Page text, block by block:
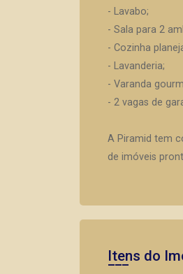
- Lavabo;
- Sala para 2
- Cozinha
- Lavanderia;
- Varanda
- 2 vagas de
A Piramid tem
de imóveis
Itens do